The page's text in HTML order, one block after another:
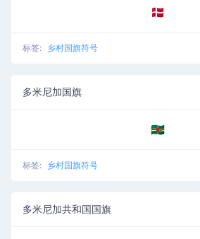
🇩🇰
标签: 乡村国旗符号
多米尼加国旗
🇩🇲
标签: 乡村国旗符号
多米尼加共和国国旗